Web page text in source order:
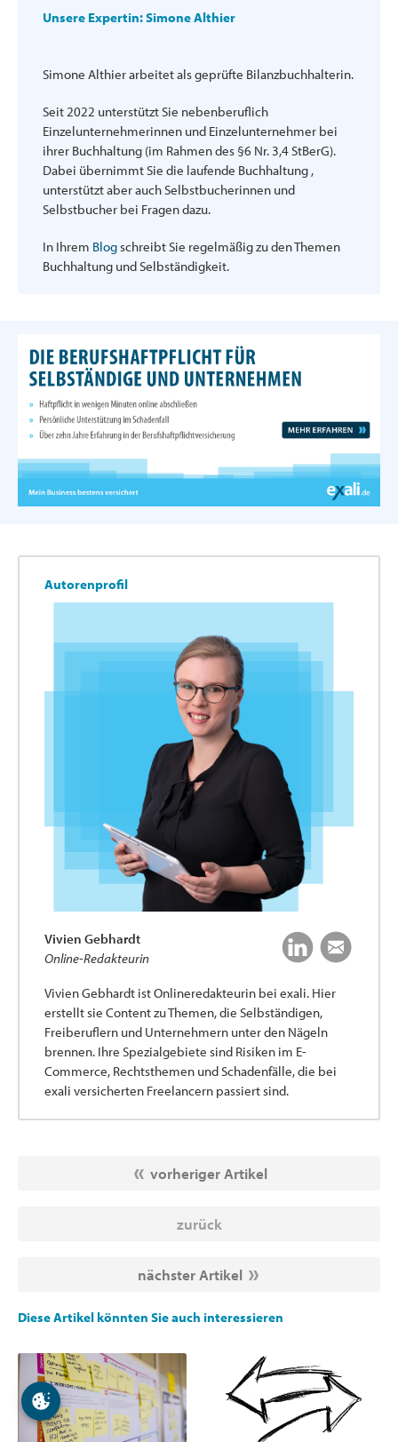
Unsere Expertin: Simone Althier
Simone Althier arbeitet als geprüfte Bilanzbuchhalterin.
Seit 2022 unterstützt Sie nebenberuflich
Einzelunternehmerinnen und Einzelunternehmer bei
ihrer Buchhaltung (im Rahmen des §6 Nr. 3,4 StBerG).
Dabei übernimmt Sie die laufende Buchhaltung ,
unterstützt aber auch Selbstbucherinnen und
Selbstbucher bei Fragen dazu.
In Ihrem Blogschreibt Sie regelmäßig zu den Themen
Buchhaltung und Selbständigkeit.
Autorenprofil
Vivien Gebhardt
Online-Redakteurin
Vivien Gebhardt ist Onlineredakteurin bei exali. Hier
erstellt sie Content zu Themen, die Selbständigen,
Freiberuflern und Unternehmern unter den Nägeln
brennen. Ihre Spezialgebiete sind Risiken im E-
Commerce, Rechtsthemen und Schadenfälle, die bei
exali versicherten Freelancern passiert sind.
vorheriger Artikel
zurück
nächster Artikel
Diese Artikel könnten Sie auch interessieren